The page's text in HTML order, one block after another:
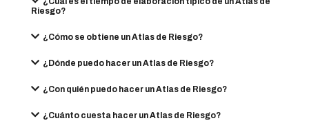
Riesgo?
¿Cómo se obtiene un Atlas de Riesgo?
¿Dónde puedo hacer un Atlas de Riesgo?
¿Con quién puedo hacer un Atlas de Riesgo?
¿Cuánto cuesta hacer un Atlas de Riesgo?